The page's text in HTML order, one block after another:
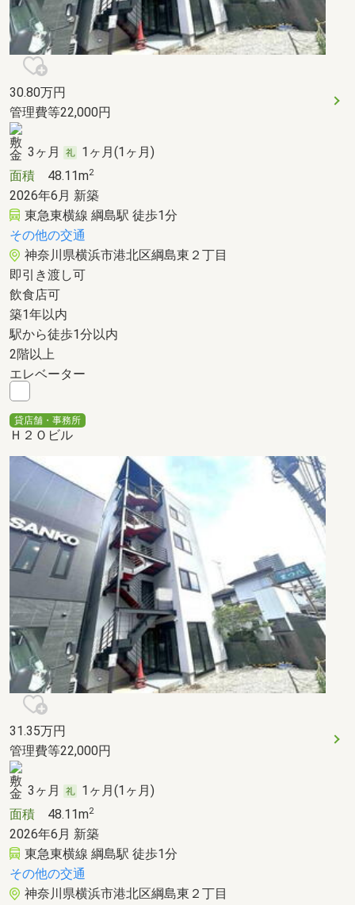
30.80万円
管理費等22,000円
3ヶ月
1ヶ月(1ヶ月)
面積 48.11m2
2026年6月 新築
東急東横線 綱島駅 徒歩1分
その他の交通
神奈川県横浜市港北区綱島東２丁目
即引き渡し可
飲食店可
築1年以内
駅から徒歩1分以内
2階以上
エレベーター
貸店舗・事務所
Ｈ２Ｏビル
31.35万円
管理費等22,000円
3ヶ月
1ヶ月(1ヶ月)
面積 48.11m2
2026年6月 新築
東急東横線 綱島駅 徒歩1分
その他の交通
神奈川県横浜市港北区綱島東２丁目